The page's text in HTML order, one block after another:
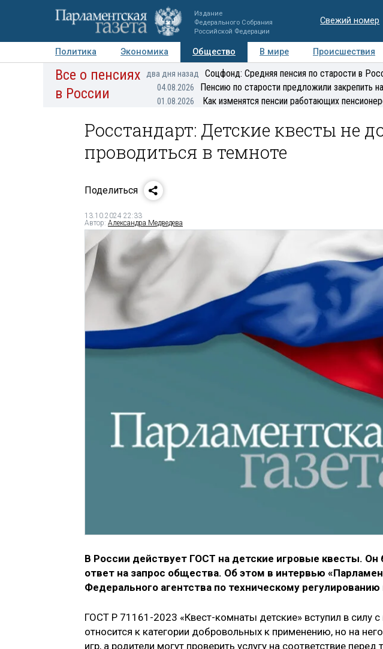
Издание
Федерального Собрания
Российской Федерации
Свежий номер
Политика Экономика Общество В мире Происшествия
Авторы Персоны Мнения Регионы Медиацентр
Все о пенсиях
в России
два дня назад Соцфонд: Средняя пенсия по старости в
04.08.2026 Пенсию по старости предложили закрепить
01.08.2026 Как изменятся пенсии работающих
Росстандарт: Детские квесты не
проводиться в темноте
Поделиться
13.10.2024 22:33
Автор: Александра Медведева
В России действует ГОСТ на детские игровые квесты. Он
ответ на запрос общества. Об этом в интервью
Федерального агентства по техническому
ГОСТ Р 71161-2023 «Квест-комнаты детские» вступил в силу
относится к категории добровольных к применению, но на
игр, а родители могут проверить услугу на соответствие